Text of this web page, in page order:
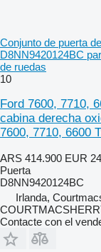
Conjunto de puerta
D8NN9420124BC
de ruedas
10
Ford 7600, 7710,
cabina derecha
7600, 7710, 6600
ARS 414.900 EUR
Puerta
D8NN9420124BC
Irlanda,
Contacte con el